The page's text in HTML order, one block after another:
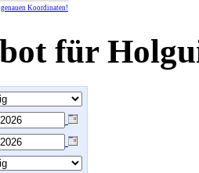
Koordinaten!
für